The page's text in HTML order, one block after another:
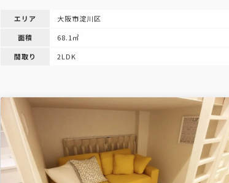
エリア
大阪市淀川区
面積
68.1㎡
間取り
2LDK